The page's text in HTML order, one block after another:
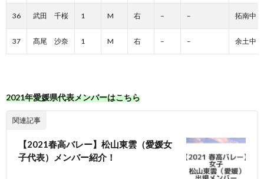
36 武田 千桜 1 M 右 – – 拓南中
37 髙尾 沙奈 1 M 右 – – 余土中
2021年愛媛県代表メンバーはこちら
関連記事
【2021春高バレー】松山東雲（愛媛女
子代表）メンバー紹介！